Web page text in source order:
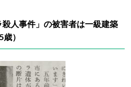
殺人事件」の被害者は一級建築
）